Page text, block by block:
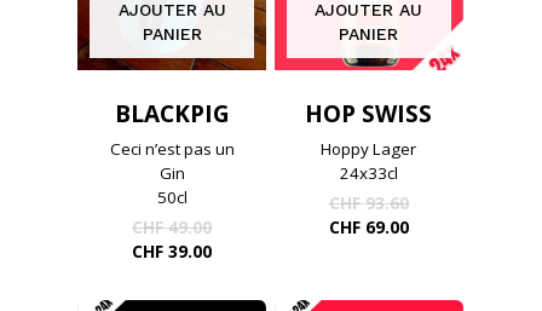
AJOUTER AU
PANIER
BLACKPIG
Ceci n’est pas un
Gin
50cl
CHF49.00Le
prix
CHF 39.00Le
AJOUTER AU
PANIER
HOP SWISS
Hoppy Lager
24x33cl
CHF93.60Le
prix
CHF69.00Le